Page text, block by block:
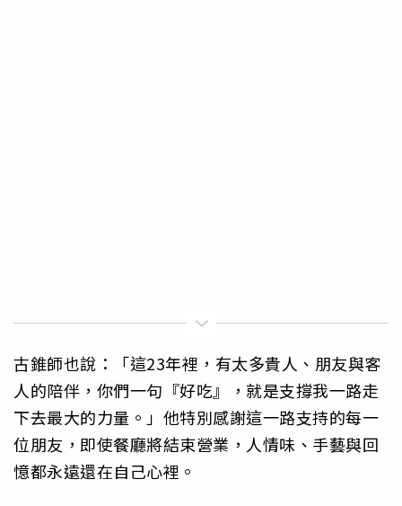
古錐師也說：「這23年裡，有太多貴人、朋友與客
人的陪伴，你們一句『好吃』，就是支撐我一路走
下去最大的力量。」他特別感謝這一路支持的每一
位朋友，即使餐廳將結束營業，人情味、手藝與回
憶都永遠還在自己心裡。